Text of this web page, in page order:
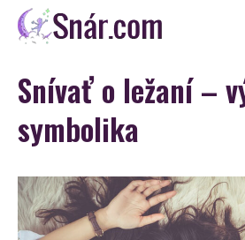
Skip
Snár
Snívať o ležaní –
symbolika